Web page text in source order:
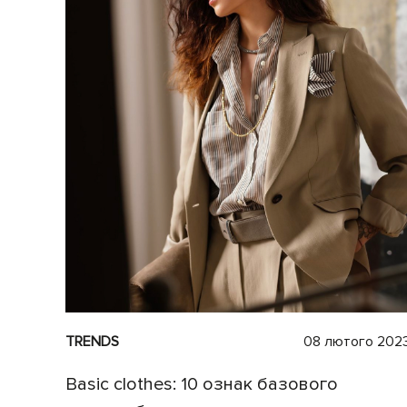
TRENDS 08 лютого
Basic clothes: 10 ознак базового